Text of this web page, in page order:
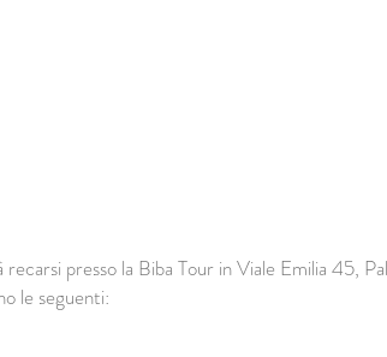
presso la Biba Tour in Viale Emilia 45,
le seguenti: